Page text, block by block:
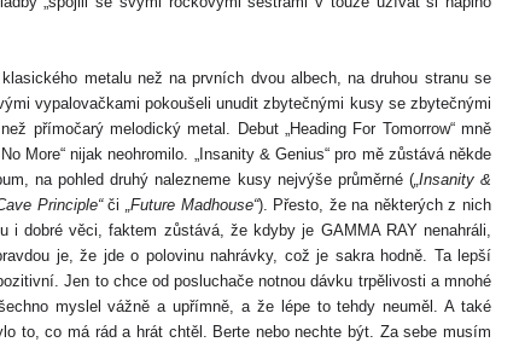
metalu než na prvních dvou albech, na druhou stranu se
i vypalovačkami pokoušeli unudit zbytečnými kusy se zbytečnými
než přímočarý melodický metal . Debut „Heading For Tomorrow“ mně
More“ nijak neohromilo. „Insanity & Genius“pro mě zůstává někde
na pohled druhý nalezneme kusy nejvýše průměrné („Insanity &
Principle“ či „Future Madhouse“). Přesto, že na některých z nich
i dobré věci, faktem zůstává, že kdyby je GAMMA RAY nenahráli,
je, že jde o polovinu nahrávky, což je sakra hodně. Ta lepší
Jen to chce od posluchače notnou dávku trpělivosti a mnohé
mysl el vážně a upřímně, a že lépe to tehdy neuměl.A také
to, co má ráda hrát chtěl. Berte nebo nechte být. Za sebe musím